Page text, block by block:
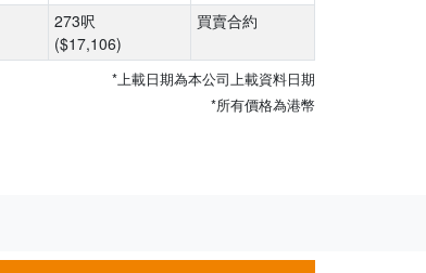
273呎
($17,106)
買賣合約
*上載日期為本公司上載資料日期
*所有價格為港幣